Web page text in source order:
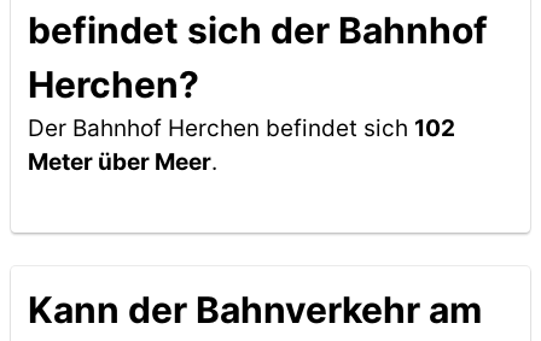
befindet sich der Bahnhof
Herchen?
Der Bahnhof Herchen befindet sich 102
Meter über Meer.
Kann der Bahnverkehr am